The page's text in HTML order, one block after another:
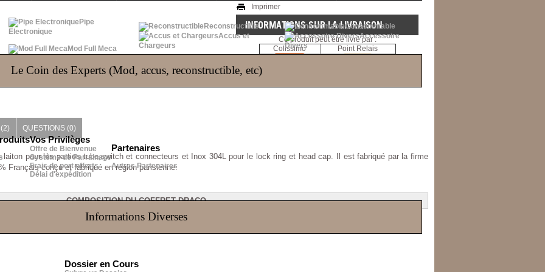
Pipe
Electronique
Mod Full Meca
Reconstructible
Accus et
Chargeurs
Consommable
Accessoire
Divers
Le Coin des Experts (Mod, accus, reconstructible, etc)
Vos Privilèges
Offre de Bienvenue
Système de Parrainage
Frais de port offerts
Délai d'expédition
Partenaires
Autres Partenaires
Informations Diverses
Dossier en Cours
Imprimer
INFORMATIONS SUR LA LIVRAISON
Ce produit peut être livré par :
Colissimo
Point Relais
QUESTIONS (0)
laiton pour les parties tube,switch et connecteurs et Inox 304L pour le lock ring et head cap. Il est fabriqué par la firme
Français conçu et fabriqué en région parisienne.
COMPOSITION DU COFFRET DRACO